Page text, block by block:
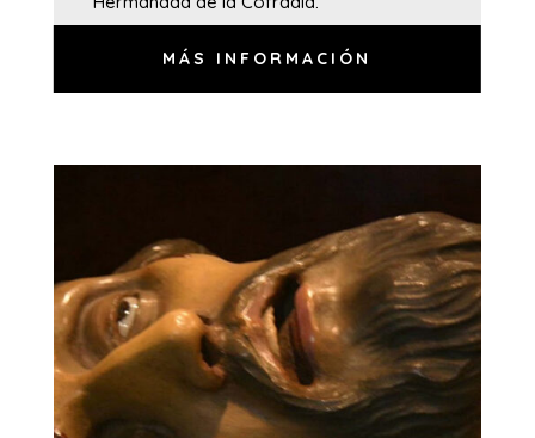
MÁS INFORMACIÓN